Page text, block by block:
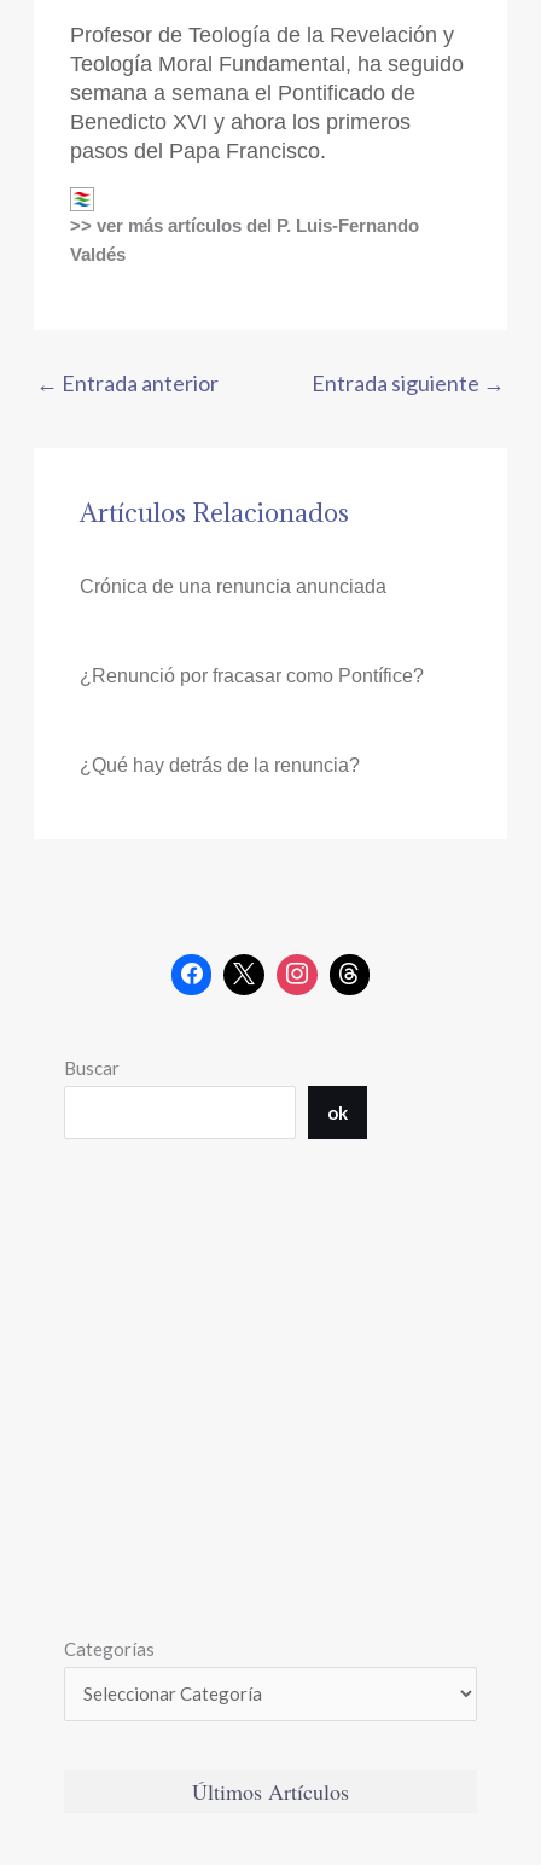
Profesor de Teología de la Revelación y
Teología Moral Fundamental, ha seguido
semana a semana el Pontificado de
Benedicto XVI y ahora los primeros
pasos del Papa Francisco.
>> ver más artículos del P. Luis-Fernando
Valdés
← Entrada anterior Entrada siguiente →
Artículos Relacionados
Crónica de una renuncia anunciada
¿Renunció por fracasar como Pontífice?
¿Qué hay detrás de la renuncia?
Buscar
ok
Categorías
Últimos Artículos